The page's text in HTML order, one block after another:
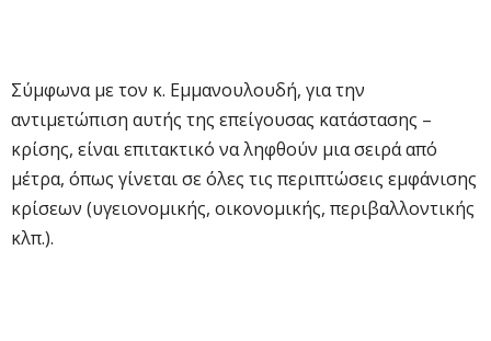
Σύμφωνα με τον κ. Εμμανουλουδή, για την
αντιμετώπιση αυτής της επείγουσας κατάστασης –
κρίσης, είναι επιτακτικό να ληφθούν μια σειρά από
μέτρα, όπως γίνεται σε όλες τις περιπτώσεις εμφάνισης
κρίσεων (υγειονομικής, οικονομικής, περιβαλλοντικής
κλπ.).